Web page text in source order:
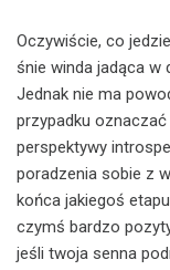
Oczywiście, co
śnie winda jadąca w
Jednak nie ma
przypadku
perspektywy
poradzenia sobie z
końca jakiegoś
czymś bardzo
jeśli twoja senna